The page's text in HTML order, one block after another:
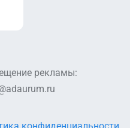
рекламы: